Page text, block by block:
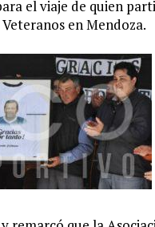
el viaje de quien
en Mendoza.